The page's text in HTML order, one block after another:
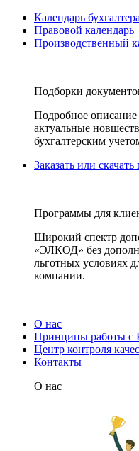
Календарь бухгалтера
Правовой календарь
Производственный
Подборки
Подробное описание
актуальные
бухгалтерским
Заказать или
Программы для
Широкий спектр
«ЭЛКОД» без
льготных условиях
компании.
О нас
Принципы работы с
Центр контроля
Контакты
О нас